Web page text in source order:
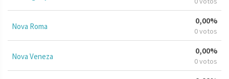
Nova Roma
0,00%
0 votos
Nova Veneza
0,00%
0 votos